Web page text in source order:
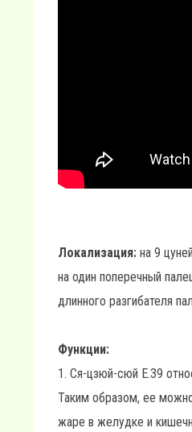
Локализация: на 9
на один поперечный
длинного разгибателя
Функции:
1. Ся-цзюй-сюй Е.39
Таким образом, ее можно
жаре в желудке и